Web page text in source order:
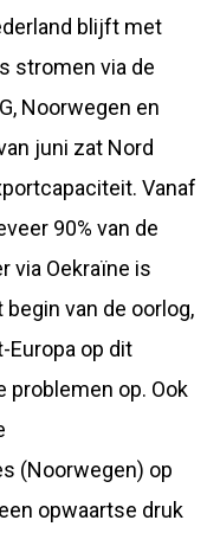
blijft met
stromen via de
Noorwegen en
juni zat Nord
Vanaf
90% van de
via Oekraïne is
van de oorlog,
Europa op dit
problemen op. Ook
(Noorwegen) op
opwaartse druk